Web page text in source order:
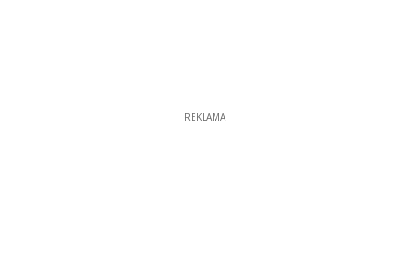
REKLAMA